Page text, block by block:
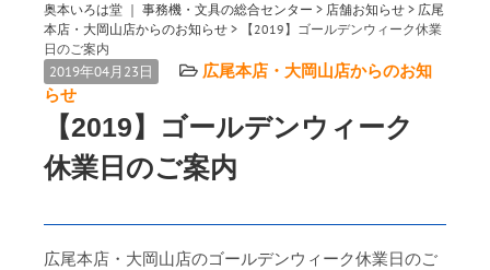
奥本いろは堂 ｜ 事務機・文具の総合センター > 店舗お知らせ > 広尾
本店・大岡山店からのお知らせ >
【2019】ゴールデンウィーク休業
日のご案内
2019年04月23日
広尾本店・大岡山店からのお知
らせ
【2019】ゴールデンウィーク
休業日のご案内
広尾本店・大岡山店のゴールデンウィーク休業日のご